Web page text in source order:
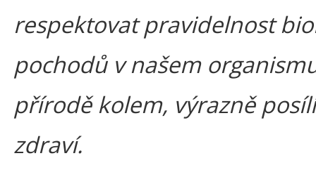
respektovat pravidelnost
pochodů v našem
přírodě kolem, výrazně
zdraví.